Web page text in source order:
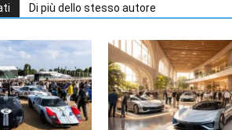
Di più dello stesso autore